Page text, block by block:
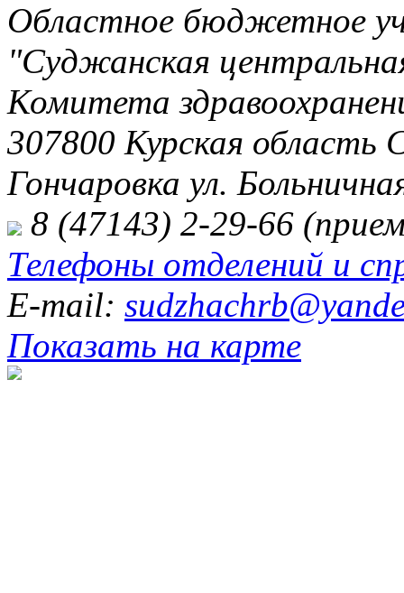
Областное бюджетное
"Суджанская
Комитета
307800 Курская область
Гончаровка ул.
8 (47143) 2-29-66
Телефоны отделений и
E-mail:
Показать на карте